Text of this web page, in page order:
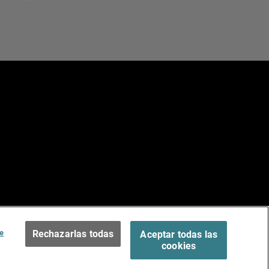
Terms of Use >
Rechazarlas todas
Aceptar todas las
cookies